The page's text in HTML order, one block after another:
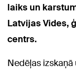
laiks un
Latvijas Vides,
centrs.
Nedēļas